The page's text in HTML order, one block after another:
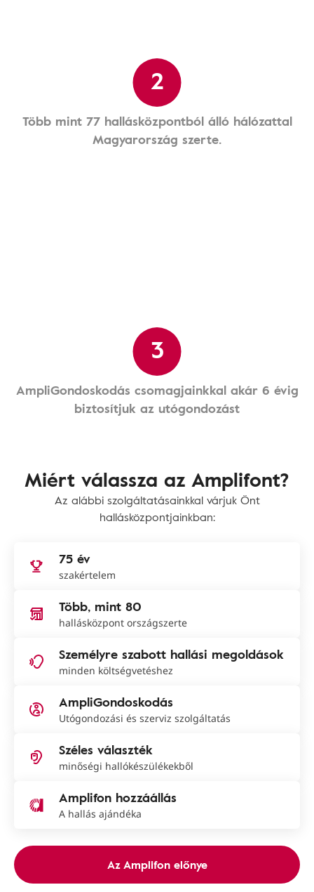
2
Több mint 77 hallásközpontból álló hálózattal
Magyarország szerte.
3
AmpliGondoskodás csomagjainkkal akár 6 évig
biztosítjuk az utógondozást
Miért válassza az Amplifont?
Az alábbi szolgáltatásainkkal várjuk Önt
hallásközpontjainkban:
75 év
szakértelem
Több, mint 80
hallásközpont országszerte
Személyre szabott hallási megoldások
minden költségvetéshez
AmpliGondoskodás
Utógondozási és szerviz szolgáltatás
Széles választék
minőségi hallókészülékekből
Amplifon hozzáállás
A hallás ajándéka
Az Amplifon előnye